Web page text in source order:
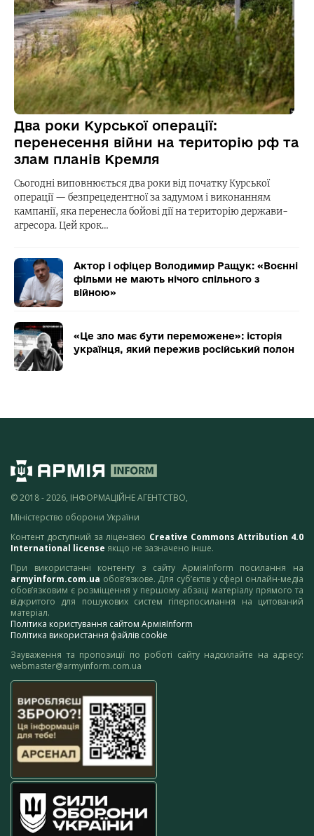
Два роки Курської операції:
перенесення війни на територію рф та
злам планів Кремля
Сьогодні виповнюється два роки від початку Курської
операції — безпрецедентної за задумом і виконанням
кампанії, яка перенесла бойові дії на територію держави-
агресора. Цей крок…
Актор і офіцер Володимир Ращук: «Воєнні
фільми не мають нічого спільного з
війною»
«Це зло має бути переможене»: історія
українця, який пережив російський полон
© 2018 - 2026, ІНФОРМАЦІЙНЕ АГЕНТСТВО,
Міністерство оборони України
Контент доступний за ліцензією Creative Commons Attribution 4.0
International license якщо не зазначено інше.
При використанні контенту з сайту АрміяInform посилання на
armyinform.com.ua обов’язкове. Для суб’єктів у сфері онлайн-медіа
обов’язковим є розміщення у першому абзаці матеріалу прямого та
відкритого для пошукових систем гіперпосилання на цитований
матеріал.
Політика користування сайтом АрміяInform
Політика використання файлів cookie
Зауваження та пропозиції по роботі сайту надсилайте на адресу:
webmaster@armyinform.com.ua